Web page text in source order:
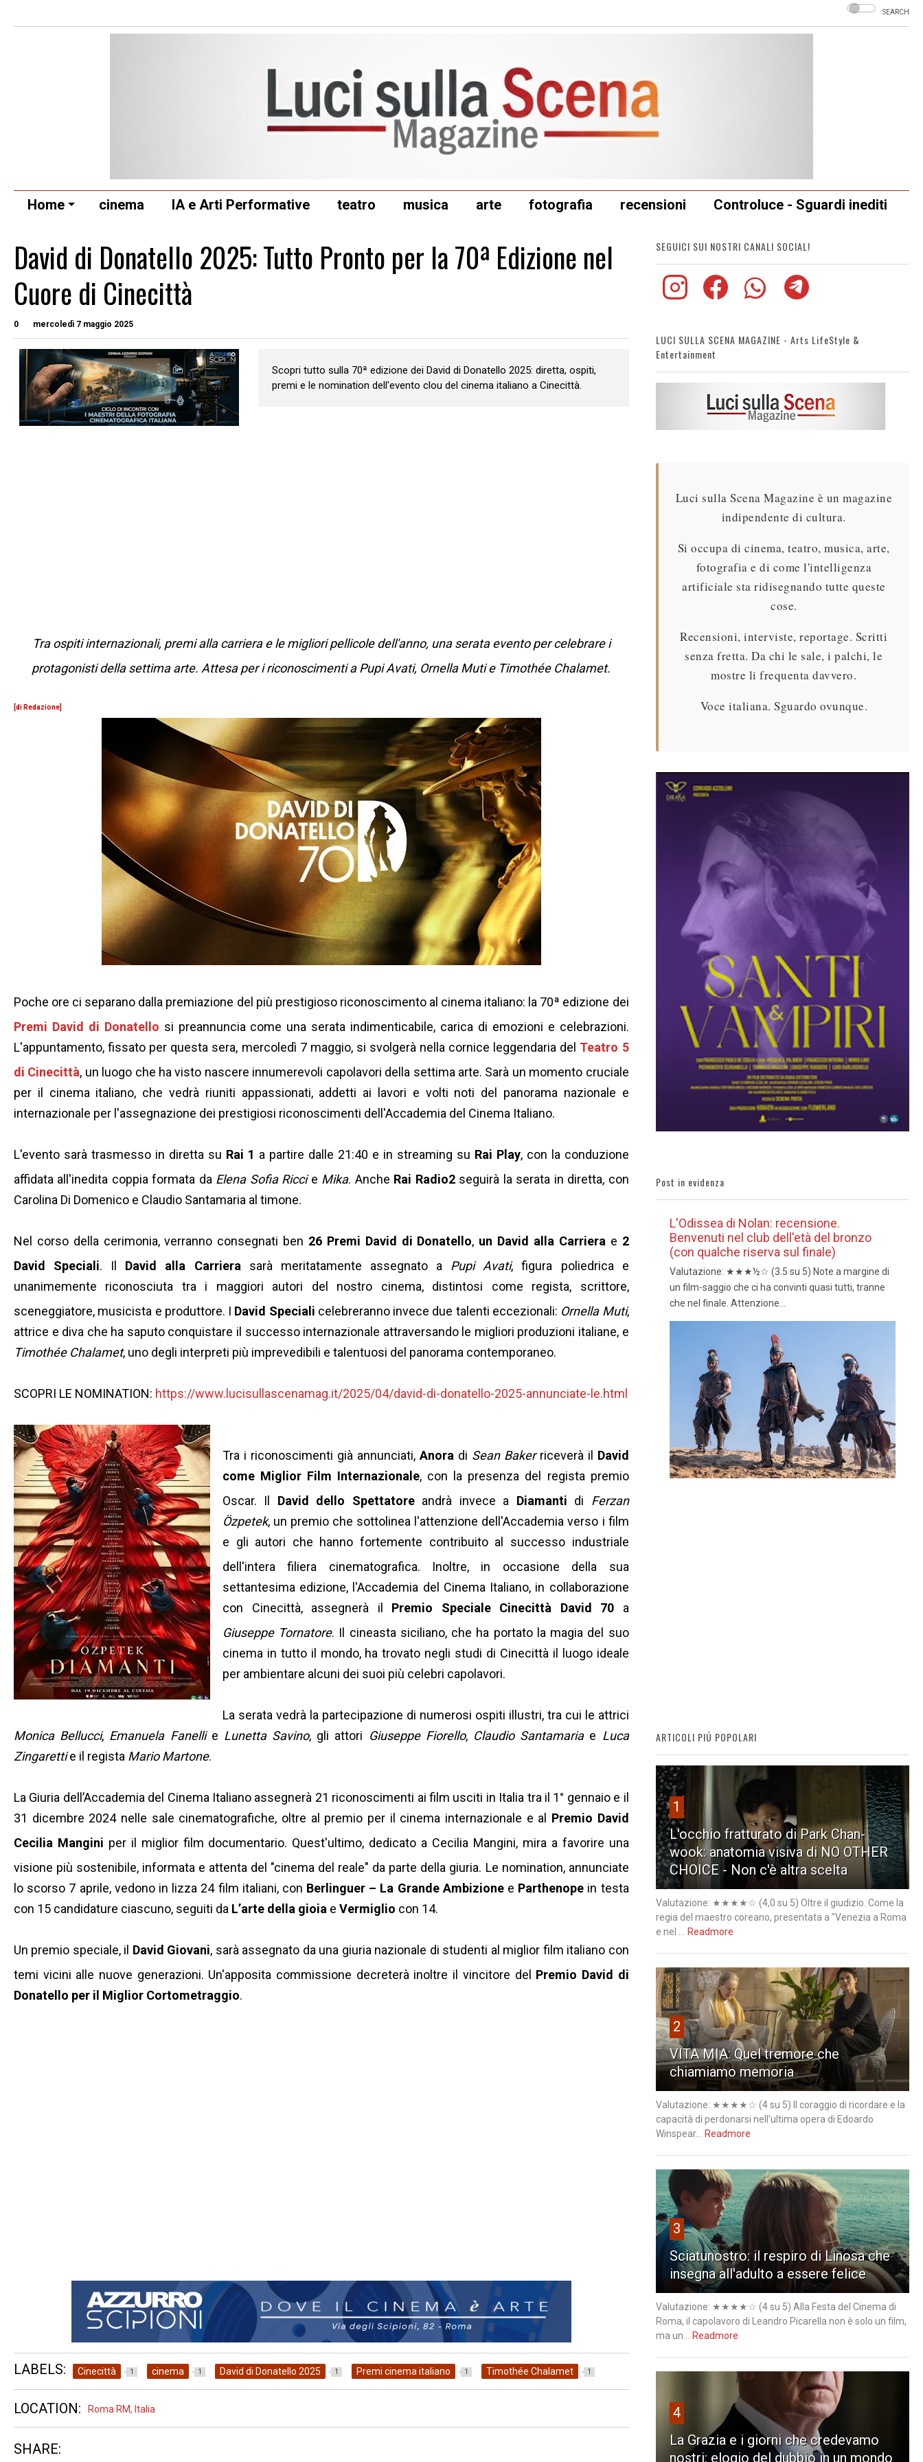
SEARCH
Home cinema IA e Arti Performative teatro musica arte fotografia recensioni Controluce - Sguardi inediti
David di Donatello 2025: Tutto Pronto per la 70ª Edizione nel
Cuore di Cinecittà
0 mercoledì 7 maggio 2025
Scopri tutto sulla 70ª edizione dei David di Donatello 2025: diretta, ospiti,
premi e le nomination dell'evento clou del cinema italiano a Cinecittà.
Tra ospiti internazionali, premi alla carriera e le migliori pellicole dell'anno, una serata evento per celebrare i
protagonisti della settima arte. Attesa per i riconoscimenti a Pupi Avati, Ornella Muti e Timothée Chalamet.
[di Redazione]
Poche ore ci separano dalla premiazione del più prestigioso riconoscimento al cinema italiano: la 70ª edizione dei
Premi David di Donatello si preannuncia come una serata indimenticabile, carica di emozioni e celebrazioni.
L'appuntamento, fissato per questa sera, mercoledì 7 maggio, si svolgerà nella cornice leggendaria del Teatro 5
di Cinecittà, un luogo che ha visto nascere innumerevoli capolavori della settima arte. Sarà un momento cruciale
per il cinema italiano, che vedrà riuniti appassionati, addetti ai lavori e volti noti del panorama nazionale e
internazionale per l'assegnazione dei prestigiosi riconoscimenti dell'Accademia del Cinema Italiano.
L'evento sarà trasmesso in diretta su Rai 1 a partire dalle 21:40 e in streaming su Rai Play, con la conduzione
affidata all'inedita coppia formata da Elena Sofia Riccie Mika. Anche Rai Radio2seguirà la serata in diretta, con
Carolina Di Domenico e Claudio Santamaria al timone.
Nel corso della cerimonia, verranno consegnati ben 26 Premi David di Donatello, un David alla Carriera e 2
David Speciali. Il David alla Carriera sarà meritatamente assegnato a Pupi Avati, figura poliedrica e
unanimemente riconosciuta tra i maggiori autori del nostro cinema, distintosi come regista, scrittore,
sceneggiatore, musicista e produttore. I David Speciali celebreranno invece due talenti eccezionali: Ornella Muti,
attrice e diva che ha saputo conquistare il successo internazionale attraversando le migliori produzioni italiane, e
Timothée Chalamet, uno degli interpreti più imprevedibili e talentuosi del panorama contemporaneo.
SCOPRI LE NOMINATION: https://www.lucisullascenamag.it/2025/04/david-di-donatello-2025-annunciate-le.html
Tra i riconoscimenti già annunciati,Anoradi Sean Bakerriceverà il David
come Miglior Film Internazionale, con la presenza del regista premio
Oscar. Il David dello Spettatoreandrà invece a Diamanti di Ferzan
Özpetek, un premio che sottolinea l'attenzione dell'Accademia verso i film
e gli autori che hanno fortemente contribuito al successo industriale
dell'intera filiera cinematografica. Inoltre, in occasione della sua
settantesima edizione, l'Accademia del Cinema Italiano, in collaborazione
con Cinecittà, assegnerà il Premio Speciale Cinecittà David 70 a
Giuseppe Tornatore. Il cineasta siciliano, che ha portato la magia del suo
cinema in tutto il mondo, ha trovato negli studi di Cinecittà il luogo ideale
per ambientare alcuni dei suoi più celebri capolavori.
La serata vedrà la partecipazione di numerosi ospiti illustri, tra cui le attrici
Monica Bellucci, Emanuela Fanellie Lunetta Savino, gli attori Giuseppe Fiorello, Claudio Santamariae Luca
Zingarettie il regista Mario Martone.
La Giuria dell’Accademia del Cinema Italiano assegnerà 21 riconoscimenti ai film usciti in Italia tra il 1° gennaio e il
31 dicembre 2024 nelle sale cinematografiche, oltre al premio per il cinema internazionale e al Premio David
Cecilia Mangini per il miglior film documentario. Quest'ultimo, dedicato a Cecilia Mangini, mira a favorire una
visione più sostenibile, informata e attenta del "cinema del reale" da parte della giuria. Le nomination, annunciate
lo scorso 7 aprile, vedono in lizza 24 film italiani, con Berlinguer – La Grande Ambizionee Parthenope in testa
con 15 candidature ciascuno, seguiti da L’arte della gioia e Vermiglio con 14.
Un premio speciale, il David Giovani, sarà assegnato da una giuria nazionale di studenti al miglior film italiano con
temi vicini alle nuove generazioni. Un'apposita commissione decreterà inoltre il vincitore del Premio David di
Donatello per il Miglior Cortometraggio.
LABELS: Cinecittà 1 cinema 1 David di Donatello 2025 1 Premi cinema italiano 1 Timothée Chalamet 1
LOCATION: Roma RM, Italia
SHARE:
SEGUICI SUI NOSTRI CANALI SOCIAL!
LUCI SULLA SCENA MAGAZINE - Arts LifeStyle &
Entertainment
Luci sulla Scena Magazine è un magazine
indipendente di cultura.
Si occupa di cinema, teatro, musica, arte,
fotografia e di come l'intelligenza
artificiale sta ridisegnando tutte queste
cose.
Recensioni, interviste, reportage. Scritti
senza fretta. Da chi le sale, i palchi, le
mostre li frequenta davvero.
Voce italiana. Sguardo ovunque.
Post in evidenza
L'Odissea di Nolan: recensione.
Benvenuti nel club dell'età del bronzo
(con qualche riserva sul finale)
Valutazione: ★★★½☆ (3.5 su 5) Note a margine di
un film-saggio che ci ha convinti quasi tutti, tranne
che nel finale. Attenzione...
ARTICOLI PIÚ POPOLARI
1
L'occhio fratturato di Park Chan-
wook: anatomia visiva di NO OTHER
CHOICE - Non c'è altra scelta
Valutazione: ★★★★☆ (4,0 su 5) Oltre il giudizio. Come la
regia del maestro coreano, presentata a "Venezia a Roma
e nel ...
Readmore
2
VITA MIA: Quel tremore che
chiamiamo memoria
Valutazione: ★★★★☆ (4 su 5) Il coraggio di ricordare e la
capacità di perdonarsi nell'ultima opera di Edoardo
Winspear...
Readmore
3
Sciatunostro: il respiro di Linosa che
insegna all'adulto a essere felice
Valutazione: ★★★★☆ (4 su 5) Alla Festa del Cinema di
Roma, il capolavoro di Leandro Picarella non è solo un film,
ma un...
Readmore
4
La Grazia e i giorni che credevamo
nostri: elogio del dubbio in un mondo